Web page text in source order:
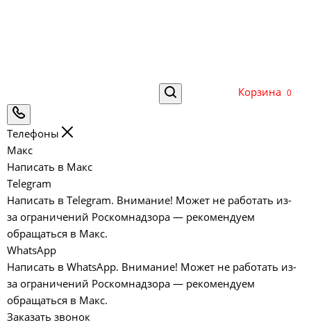
Корзина 0
Телефоны
Макс
Написать в Макс
Telegram
Написать в Telegram. Внимание! Может не работать из-
за ограничений Роскомнадзора — рекомендуем
обращаться в Макс.
WhatsApp
Написать в WhatsApp. Внимание! Может не работать из-
за ограничений Роскомнадзора — рекомендуем
обращаться в Макс.
Заказать звонок